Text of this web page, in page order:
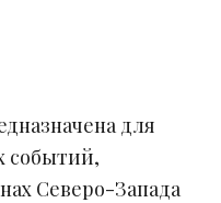
для
событий,
Северо-Запада